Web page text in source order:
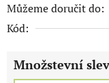
Můžeme doručit do:
Kód:
Množstevní